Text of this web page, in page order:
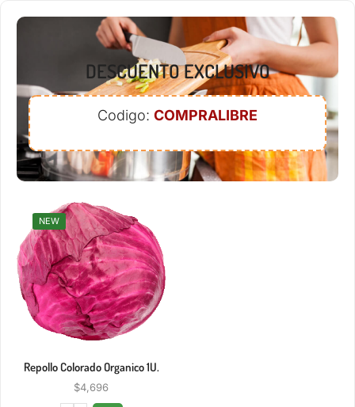
DESCUENTO EXCLUSIVO
Codigo: COMPRALIBRE
NEW
Repollo Colorado Organico 1U.
$4,696